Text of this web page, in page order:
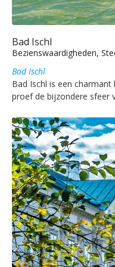
Bad Ischl
Bezienswaardigheden,
Bad Ischl
Bad Ischl is een
proef de bijzondere sfeer